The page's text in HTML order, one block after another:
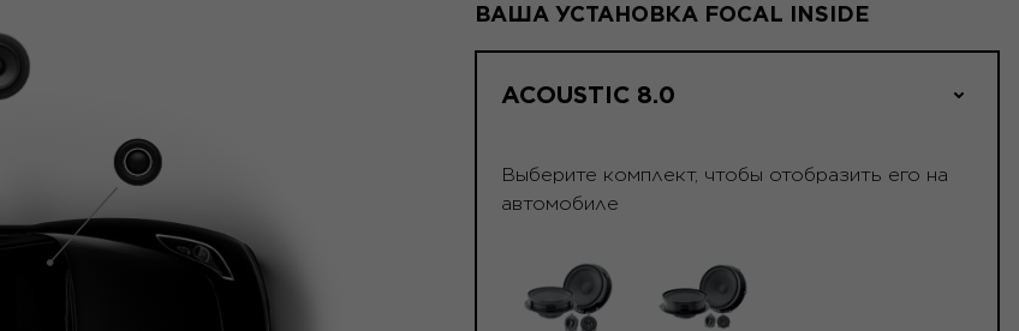
ВАША УСТАНОВКА FOCAL INSIDE
ACOUSTIC 8.0
Выберите комплект, чтобы отобразить его на
автомобиле